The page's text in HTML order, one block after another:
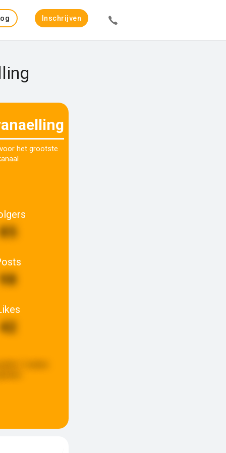
Inschrijven
het grootste
85
98
42